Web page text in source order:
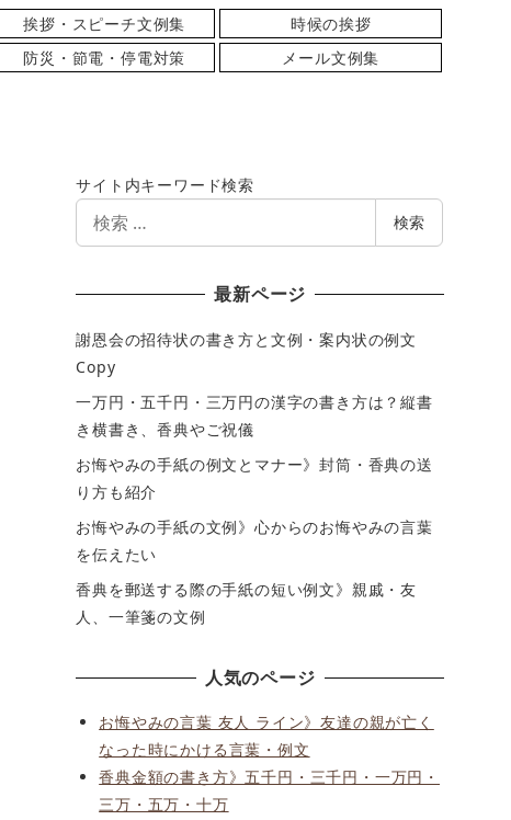
挨拶・スピーチ文例集
時候の挨拶
防災・節電・停電対策 メール文例集
サイト内キーワード検索
索
検索
最新ページ
謝恩会の招待状の書き方と文例・案内状の例文
Copy
一万円・五千円・三万円の漢字の書き方は？縦書
き横書き、香典やご祝儀
お悔やみの手紙の例文とマナー》封筒・香典の送
り方も紹介
お悔やみの手紙の文例》心からのお悔やみの言葉
を伝えたい
香典を郵送する際の手紙の短い例文》親戚・友
人、一筆箋の文例
人気のページ
お悔やみの言葉 友人 ライン》友達の親が亡く
なった時にかける言葉・例文
香典金額の書き方》五千円・三千円・一万円・
三万・五万・十万